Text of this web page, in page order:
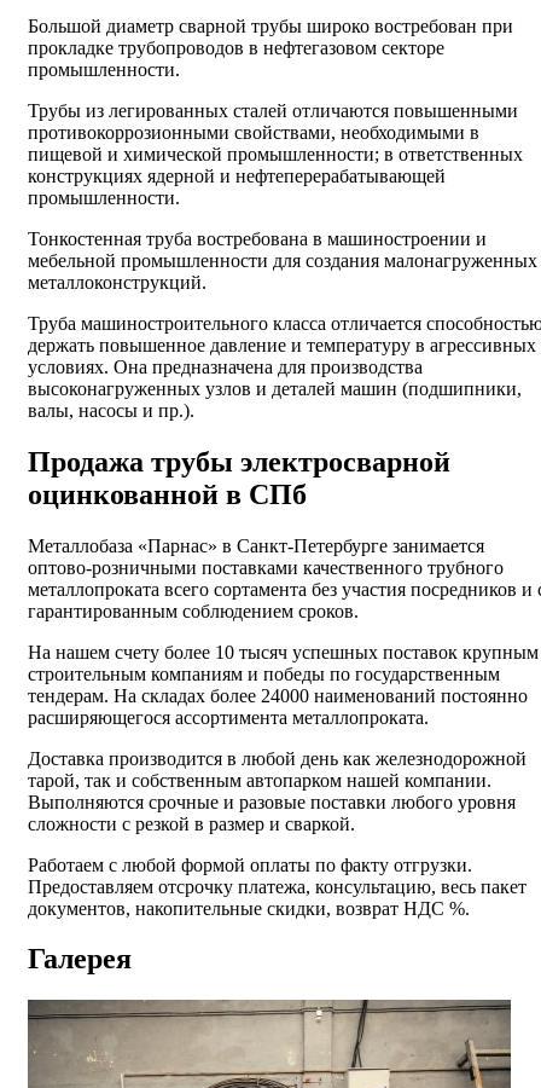
Большой диаметр сварной трубы широко востребован при
прокладке трубопроводов в нефтегазовом секторе
промышленности.
Трубы из легированных сталей отличаются повышенными
противокоррозионными свойствами, необходимыми в
пищевой и химической промышленности; в ответственных
конструкциях ядерной и нефтеперерабатывающей
промышленности.
Тонкостенная труба востребована в машиностроении и
мебельной промышленности для создания малонагруженных
металлоконструкций.
Труба машиностроительного класса отличается
держать повышенное давление и температуру в агрессивных
условиях. Она предназначена для производства
высоконагруженных узлов и деталей машин (подшипники,
валы, насосы и пр.).
Продажа трубы электросварной
оцинкованной в СПб
Металлобаза «Парнас» в Санкт-Петербурге занимается
оптово-розничными поставками качественного трубного
металлопроката всего сортамента без участия посредников и
гарантированным соблюдением сроков.
На нашем счету более 10 тысяч успешных поставок крупным
строительным компаниям и победы по государственным
тендерам. На складах более 24000 наименований постоянно
расширяющегося ассортимента металлопроката.
Доставка производится в любой день как железнодорожной
тарой, так и собственным автопарком нашей компании.
Выполняются срочные и разовые поставки любого уровня
сложности с резкой в размер и сваркой.
Работаем с любой формой оплаты по факту отгрузки.
Предоставляем отсрочку платежа, консультацию, весь пакет
документов, накопительные скидки, возврат НДС %.
Галерея